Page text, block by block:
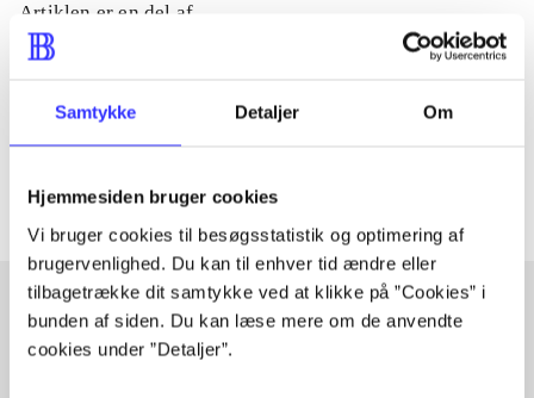
Samtykke Detaljer Om
Hjemmesiden bruger cookies
Vi bruger cookies til besøgsstatistik og optimering af
brugervenlighed. Du kan til enhver tid ændre eller
tilbagetrække dit samtykke ved at klikke på ”Cookies” i
bunden af siden. Du kan læse mere om de anvendte
cookies under ”Detaljer”.
Artiklen er en del af
Tidsskrift
Artiklerne i handler ofte om
Artikler med samme emner